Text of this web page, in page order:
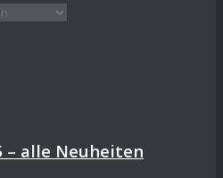
– alle Neuheiten